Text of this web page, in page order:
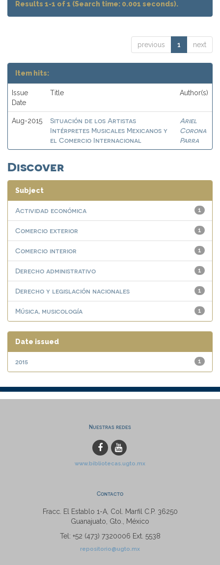
Results 1-1 of 1 (Search time: 0.001 seconds).
previous 1 next
Item hits:
Issue
Date
Title Author(s)
Aug-2015
Situación de los Artistas
Intérpretes Musicales Mexicanos y
el Comercio Internacional
Ariel
Corona
Parra
Discover
Subject
1
Actividad económica
1
Comercio exterior
1
Comercio interior
1
Derecho administrativo
1
Derecho y legislación nacionales
1
Música, musicología
Date issued
1
2015
Nuestras redes
www.bibliotecas.ugto.mx
Contacto
Fracc. El Establo 1-A, Col. Marfil C.P. 36250
Guanajuato, Gto., México
Tel: +52 (473) 7320006 Ext. 5538
repositorio@ugto.mx